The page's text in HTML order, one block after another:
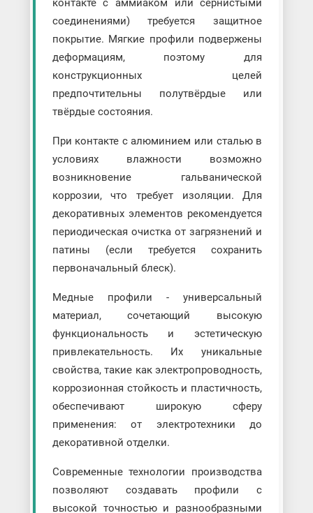
контакте с аммиаком или сернистыми
соединениями) требуется защитное
покрытие. Мягкие профили подвержены
деформациям, поэтому для
конструкционных целей
предпочтительны полутвёрдые или
твёрдые состояния.
При контакте с алюминием или сталью в
условиях влажности возможно
возникновение гальванической
коррозии, что требует изоляции. Для
декоративных элементов рекомендуется
периодическая очистка от загрязнений и
патины (если требуется сохранить
первоначальный блеск).
Медные профили - универсальный
материал, сочетающий высокую
функциональность и эстетическую
привлекательность. Их уникальные
свойства, такие как электропроводность,
коррозионная стойкость и пластичность,
обеспечивают широкую сферу
применения: от электротехники до
декоративной отделки.
Современные технологии производства
позволяют создавать профили с
высокой точностью и разнообразными